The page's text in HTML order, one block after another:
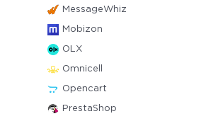
MessageWhiz
Mobizon
OLX
Omnicell
Opencart
PrestaShop